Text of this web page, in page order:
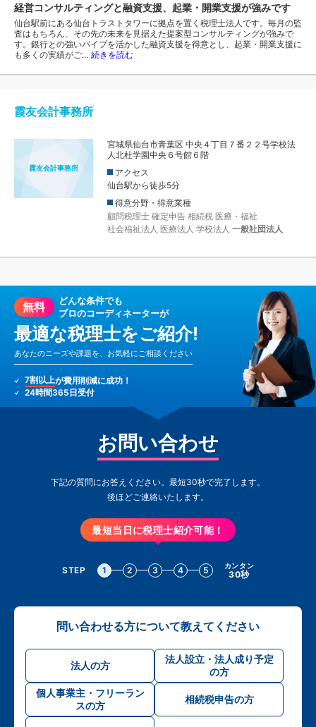
経営コンサルティングと融資支援、起業・開業支援が強みです
仙台駅前にある仙台トラストタワーに拠点を置く税理士法人です。毎月の監
査はもちろん、その先の未来を見据えた提案型コンサルティングが強みで
す。銀行との強いパイプを活かした融資支援を得意とし、起業・開業支援に
も多くの実績がご… 続きを読む
霞友会計事務所
霞友会計事務所
宮城県仙台市青葉区 中央４丁目７番２２号学校法
人北杜学園中央６号館６階
アクセス
仙台駅から徒歩5分
得意分野・得意業種
顧問税理士 確定申告 相続税 医療・福祉
社会福祉法人 医療法人 学校法人 一般社団法人
無料
どんな条件でも
プロのコーディネーターが
最適な税理士をご紹介!
あなたのニーズや課題を、お気軽にご相談ください
7割以上が費用削減に成功！
24時間365日受付
お問い合わせ
下記の質問にお答えください。最短30秒で完了します。
後ほどご連絡いたします。
最短当日に税理士紹介可能！
STEP 1 2 3 4 5 カンタン
30秒
問い合わせる方について教えてください
法人の方
法人設立・法人成り予定
の方
個人事業主・フリーラン
スの方
相続税申告の方